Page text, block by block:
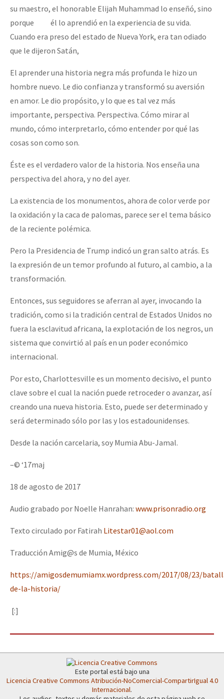
su maestro, el honorable Elijah Muhammad lo enseñó, sino
porque él lo aprendió en la experiencia de su vida.
Cuando era preso del estado de Nueva York, era tan odiado
que le dijeron Satán,
El aprender una historia negra más profunda le hizo un
hombre nuevo. Le dio confianza y transformó su aversión
en amor. Le dio propósito, y lo que es tal vez más
importante, perspectiva. Perspectiva. Cómo mirar al
mundo, cómo interpretarlo, cómo entender por qué las
cosas son como son.
Éste es el verdadero valor de la historia. Nos enseña una
perspectiva del ahora, y no del ayer.
La existencia de los monumentos, ahora de color verde por
la oxidación y la caca de palomas, parece ser el tema básico
de la reciente polémica.
Pero la Presidencia de Trump indicó un gran salto atrás. Es
la expresión de un temor profundo al futuro, al cambio, a la
transformación.
Entonces, sus seguidores se aferran al ayer, invocando la
tradición, como si la tradición central de Estados Unidos no
fuera la esclavitud africana, la explotación de los negros, un
sistema que convirtió al país en un poder económico
internacional.
Por esto, Charlottesville es un momento decisivo, el punto
clave sobre el cual la nación puede retroceder o avanzar, así
creando una nueva historia. Esto, puede ser determinado y
será determinado sólo por las y los estadounidenses.
Desde la nación carcelaria, soy Mumia Abu-Jamal.
–© ‘17maj
18 de agosto de 2017
Audio grabado por Noelle Hanrahan: www.prisonradio.org
Texto circulado por Fatirah Litestar01@aol.com
Traducción Amig@s de Mumia, México
https://amigosdemumiamx.wordpress.com/2017/08/23/
de-la-historia/
[:]
Este portal está bajo una
Licencia Creative Commons Atribución-NoComercial-CompartirIgual 4.0
Internacional.